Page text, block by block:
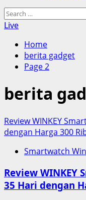
Search
for:
Live
Home
berita gadget
Page 2
berita
Review WINKEY
dengan Harga 300
Smartwatch
Review WINKEY
35 Hari dengan